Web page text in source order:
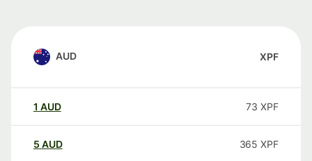
AUD XPF
1 AUD 73 XPF
5 AUD 365 XPF